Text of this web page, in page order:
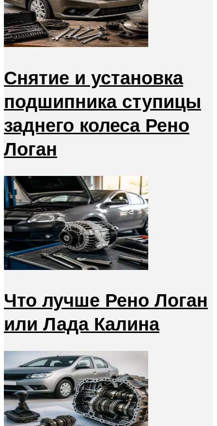
Снятие и установка
подшипника ступицы
заднего колеса Рено
Логан
Что лучше Рено Логан
или Лада Калина